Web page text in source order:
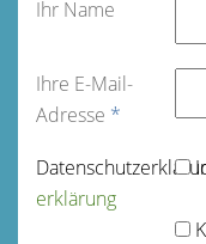
Ihr Name
Ihre E-Mail-
Adresse *
erklärung